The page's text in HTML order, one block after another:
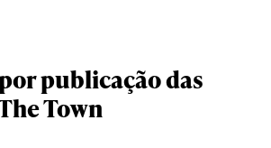
publicação das
Town